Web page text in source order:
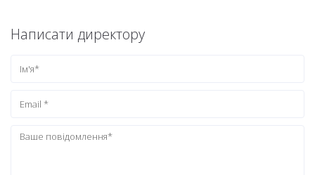
Написати директору